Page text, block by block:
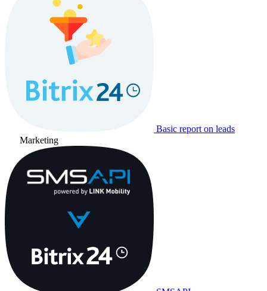
Basic report on leads
Marketing